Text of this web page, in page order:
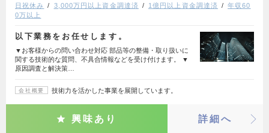
日祝休み
3,000万円以上資金調達済 1億円以上資金調達済
年収60
0万以上
以下業務をお任せします。
▼お客様からの問い合わせ対応 部品等の整備・取り扱いに
関する技術的な質問、不具合情報などを受け付けます。 ▼
原因調査と解決策…
会社概要 技術力を活かした事業を展開しています。
興味あり 詳細へ